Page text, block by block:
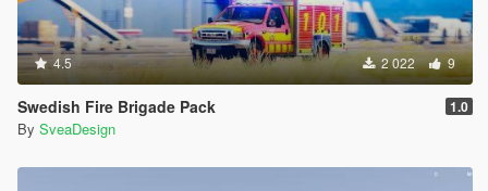
4.5 2 022 9
Swedish Fire Brigade Pack 1.0
By SveaDesign